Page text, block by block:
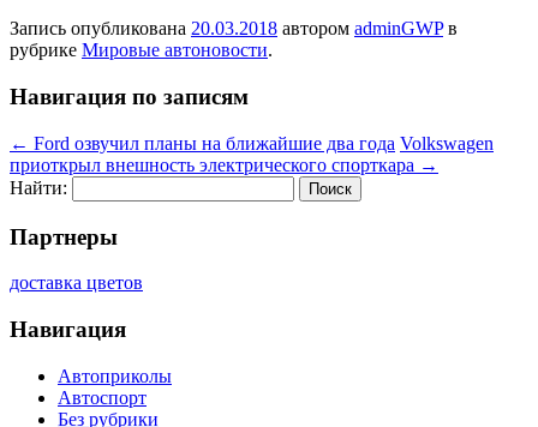
Запись опубликована 20.03.2018 автором adminGWPв
рубрике Мировые автоновости.
Навигация по записям
← Ford озвучил планы на ближайшие два года Volkswagen
приоткрыл внешность электрического спорткара →
Найти:
Партнеры
доставка цветов
Навигация
Автоприколы
Автоспорт
Без рубрики